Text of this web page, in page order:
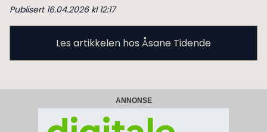
Publisert 16.04.2026 kl 12:17
Les artikkelen hos Åsane Tidende
ANNONSE